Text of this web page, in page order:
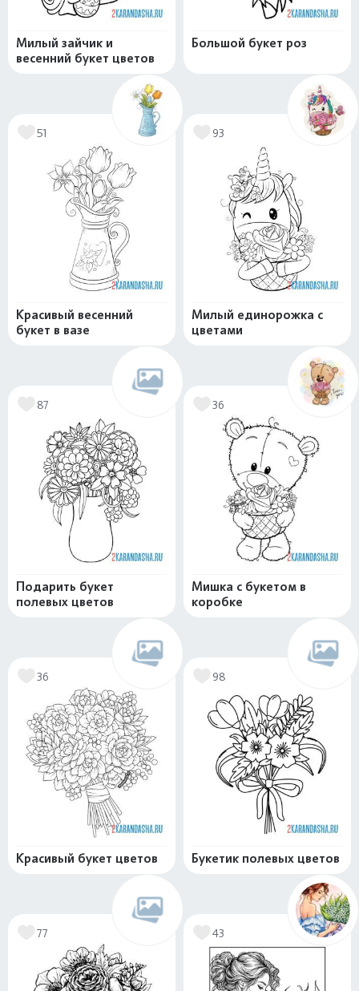
Милый зайчик и
весенний букет цветов
Большой букет роз
51
Красивый весенний
букет в вазе
93
Милый единорожка с
цветами
87
Подарить букет
полевых цветов
36
Мишка с букетом в
коробке
36
Красивый букет цветов
98
Букетик полевых цветов
77 43